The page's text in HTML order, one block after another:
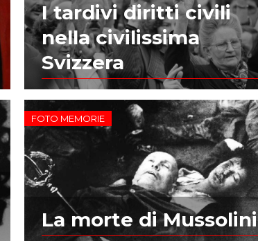
I tardivi diritti civili
nella civilissima
Svizzera
FOTO MEMORIE
La morte di Mussolini